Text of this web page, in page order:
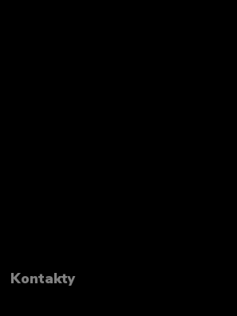
Kontakty